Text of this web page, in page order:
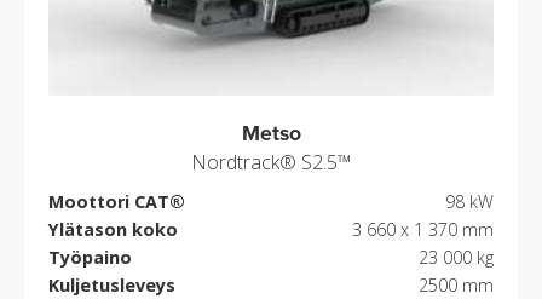
Metso
Nordtrack® S2.5™
Moottori CAT®
98 kW
Ylätason koko
3 660 x 1 370 mm
Työpaino
23 000 kg
Kuljetusleveys
2500 mm